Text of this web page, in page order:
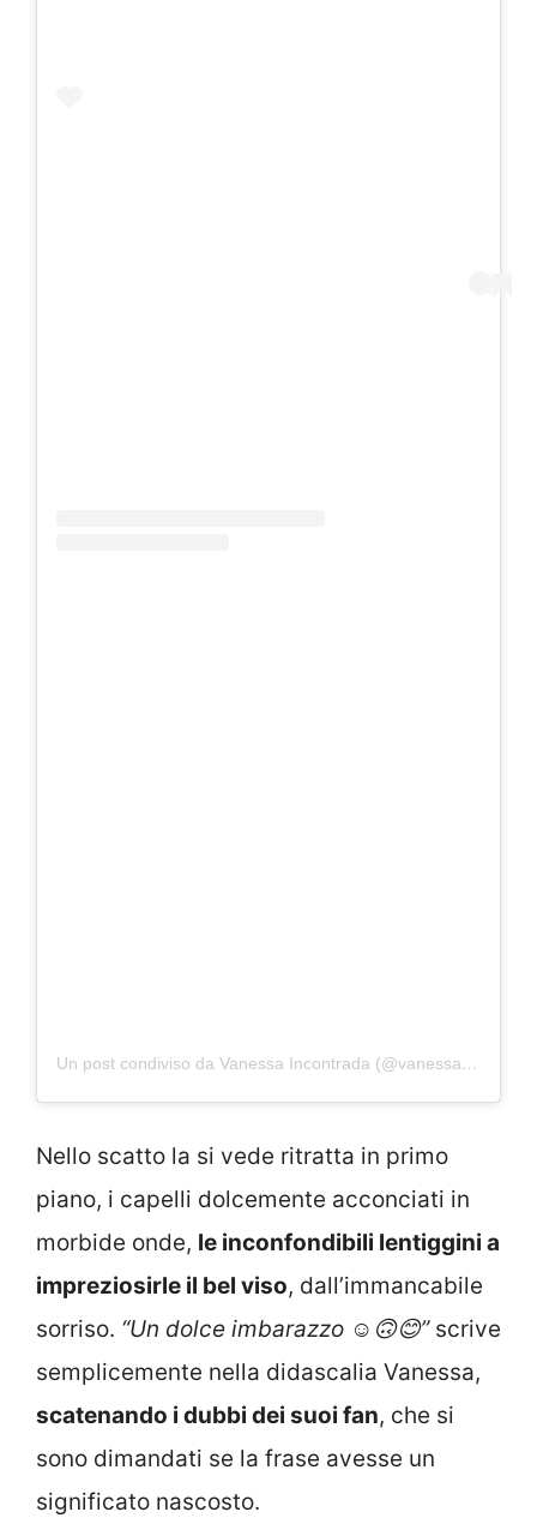
Un post condiviso da Vanessa Incontrada (@vanessa_incontrada)
Nello scatto la si vede ritratta in primo
piano, i capelli dolcemente acconciati in
morbide onde, le inconfondibili lentiggini a
impreziosirle il bel viso, dall’immancabile
sorriso. “Un dolce imbarazzo ☺️🙃😊”scrive
semplicemente nella didascalia Vanessa,
scatenando i dubbi dei suoi fan, che si
sono dimandati se la frase avesse un
significato nascosto.